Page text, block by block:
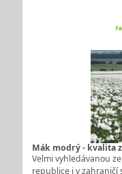
Mák modrý - kvalita
Velmi vyhledávanou
republice i v zahraničí